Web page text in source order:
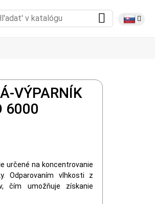
VÝPARNÍK
6000
určené na koncentrovanie
Odparovaním vlhkosti z
čím umožňuje získanie